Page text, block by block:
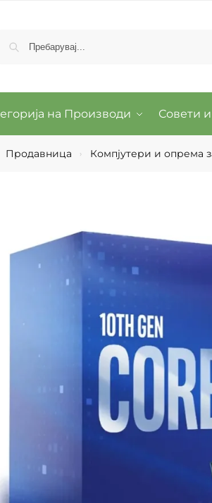
на Производи Совети
Продавница › Компјутери и опрема